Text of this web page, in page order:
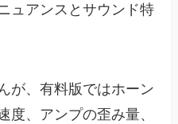
ュアンスとサウンド特
が、有料版ではホーン
度、アンプの歪み量、